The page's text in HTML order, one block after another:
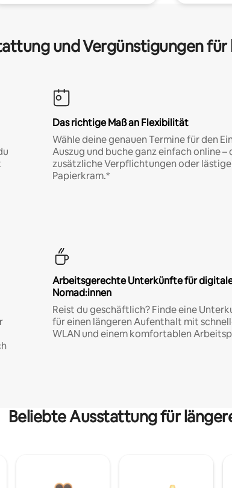
und Vergünstigungen
Das richtige Maß an Flexibilität
Wähle deine genauen Termine für den
Auszug und buche ganz einfach online –
zusätzliche Verpflichtungen oder
Papierkram.*
Arbeitsgerechte Unterkünfte für
Nomad:innen
Reist du geschäftlich? Finde eine
für einen längeren Aufenthalt mit
WLAN und einem komfortablen
Beliebte Ausstattung für